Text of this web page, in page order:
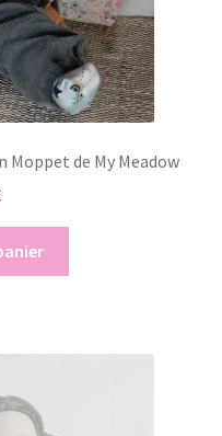
Moppet de My Meadow